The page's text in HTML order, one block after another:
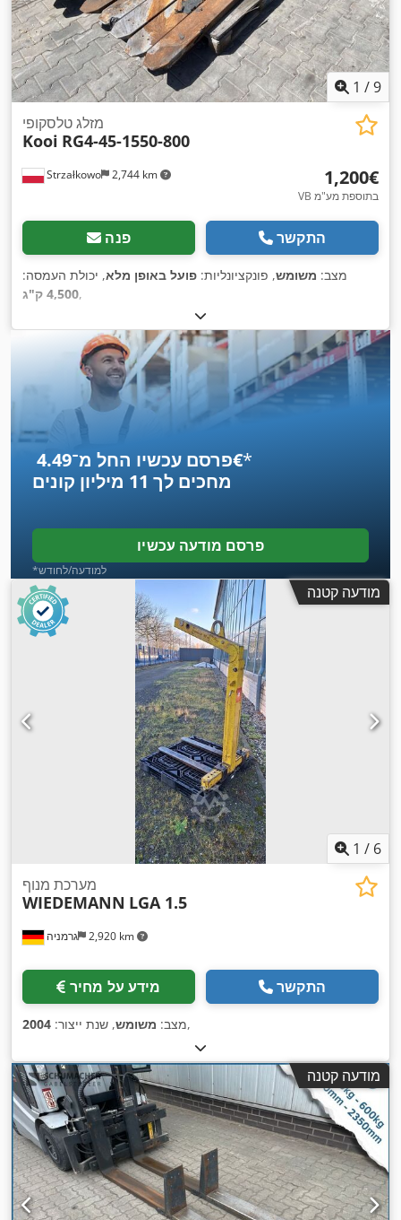
1 /9
Strzałkowo 2,744 km
מזלג טלסקופי
Kooi RG4-45-1550-800
‏1,200 ‏€
VB בתוספת מע"מ
פנה התקשר
מצב: משומש, פונקציונליות: פועל באופן מלא, יכולת העמסה:
4,500 ק"ג,
פרסם עכשיו החל מ־‏4.49 ‏€*
מחכים לך 11 מיליון קונים
פרסם מודעה עכשיו
*למודעה/לחודש
מודעה קטנה
1 / 6
גרמניה 2,920 km
מערכת מנוף
WIEDEMANN LGA 1.5
מידע על מחיר התקשר
מצב: משומש, שנת ייצור: 2004 ,
מודעה קטנה